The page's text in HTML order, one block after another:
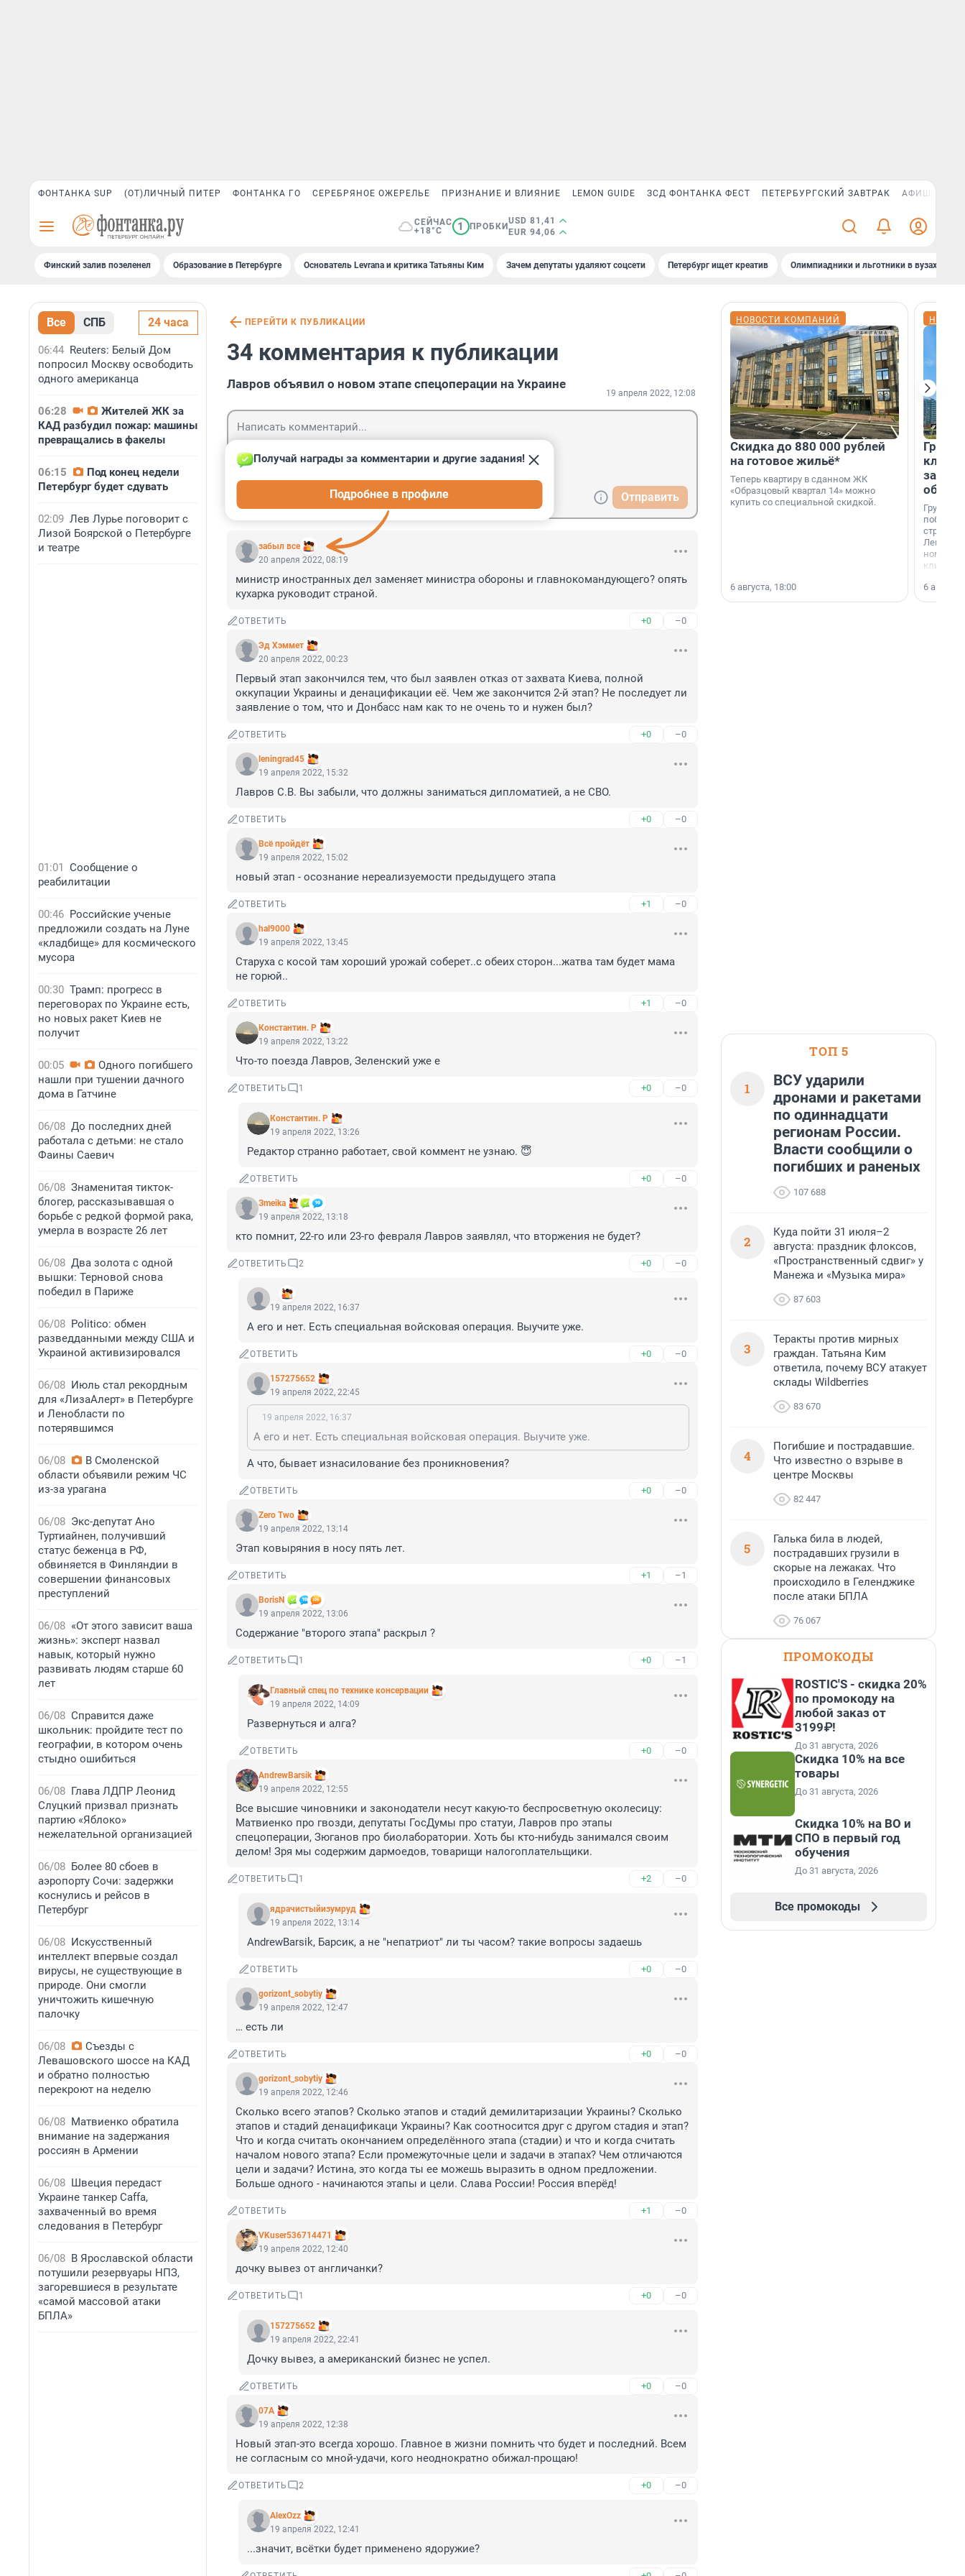
ФОНТАНКА SUP (ОТ)ЛИЧНЫЙ ПИТЕР ФОНТАНКА ГО СЕРЕБРЯНОЕ ОЖЕРЕЛЬЕ ПРИЗНАНИЕ И ВЛИЯНИЕ LEMON GUIDE ЗСД ФОНТАНКА ФЕСТ ПЕТЕРБУРГСКИЙ ЗАВТРАК АФИША PLUS
СЕЙЧАС
+18°C
1 ПРОБКИ
USD 81,41
EUR 94,06
Финский залив позеленел Образование в Петербурге Основатель Levrana и критика Татьяны Ким Зачем депутаты удаляют соцсети Петербург ищет креатив Олимпиадники и льготники в вузах СПб
Все СПБ 24 часа
06:44 Reuters: Белый Дом
попросил Москву освободить
одного американца
06:28
Жителей ЖК за
КАД разбудил пожар: машины
превращались в факелы
06:15
Под конец недели
Петербург будет сдувать
02:09 Лев Лурье поговорит с
Лизой Боярской о Петербурге
и театре
01:01 Сообщение о
реабилитации
00:46 Российские ученые
предложили создать на Луне
«кладбище» для космического
мусора
00:30 Трамп: прогресс в
переговорах по Украине есть,
но новых ракет Киев не
получит
00:05
Одного погибшего
нашли при тушении дачного
дома в Гатчине
06/08 До последних дней
работала с детьми: не стало
Фаины Саевич
06/08 Знаменитая тикток-
блогер, рассказывавшая о
борьбе с редкой формой рака,
умерла в возрасте 26 лет
06/08 Два золота с одной
вышки: Терновой снова
победил в Париже
06/08 Politico: обмен
разведданными между США и
Украиной активизировался
06/08 Июль стал рекордным
для «ЛизаАлерт» в Петербурге
и Ленобласти по
потерявшимся
06/08
В Смоленской
области объявили режим ЧС
из-за урагана
06/08 Экс-депутат Ано
Туртиайнен, получивший
статус беженца в РФ,
обвиняется в Финляндии в
совершении финансовых
преступлений
06/08 «От этого зависит ваша
жизнь»: эксперт назвал
навык, который нужно
развивать людям старше 60
лет
06/08 Справится даже
школьник: пройдите тест по
географии, в котором очень
стыдно ошибиться
06/08 Глава ЛДПР Леонид
Слуцкий призвал признать
партию «Яблоко»
нежелательной организацией
06/08 Более 80 сбоев в
аэропорту Сочи: задержки
коснулись и рейсов в
Петербург
06/08 Искусственный
интеллект впервые создал
вирусы, не существующие в
природе. Они смогли
уничтожить кишечную
палочку
06/08
Съезды с
Левашовского шоссе на КАД
и обратно полностью
перекроют на неделю
06/08 Матвиенко обратила
внимание на задержания
россиян в Армении
06/08 Швеция передаст
Украине танкер Caffa,
захваченный во время
следования в Петербург
06/08 В Ярославской области
потушили резервуары НПЗ,
загоревшиеся в результате
«самой массовой атаки
БПЛА»
ПЕРЕЙТИ К ПУБЛИКАЦИИ
34 комментария к публикации
Лавров объявил о новом этапе спецоперации на Украине
19 апреля 2022, 12:08
Отправить
забыл все
Получай награды за комментарии и другие задания!
Подробнее в профиле
20 апреля 2022, 08:19
министр иностранных дел заменяет министра обороны и главнокомандующего? опять
кухарка руководит страной.
ОТВЕТИТЬ +0 –0
Эд Хэммет
20 апреля 2022, 00:23
Первый этап закончился тем, что был заявлен отказ от захвата Киева, полной
оккупации Украины и денацификации её. Чем же закончится 2-й этап? Не последует ли
заявление о том, что и Донбасс нам как то не очень то и нужен был?
ОТВЕТИТЬ +0 –0
leningrad45
19 апреля 2022, 15:32
Лавров С.В. Вы забыли, что должны заниматься дипломатией, а не СВО.
ОТВЕТИТЬ +0 –0
Всё пройдёт
19 апреля 2022, 15:02
новый этап - осознание нереализуемости предыдущего этапа
ОТВЕТИТЬ +1 –0
hal9000
19 апреля 2022, 13:45
Старуха с косой там хороший урожай соберет..с обеих сторон...жатва там будет мама
не горюй..
ОТВЕТИТЬ +1 –0
Константин. Р
19 апреля 2022, 13:22
Что-то поезда Лавров, Зеленский уже е
ОТВЕТИТЬ 1 +0 –0
Константин. Р
19 апреля 2022, 13:26
Редактор странно работает, свой коммент не узнаю. 😇
ОТВЕТИТЬ +0 –0
Зmeika
19 апреля 2022, 13:18
кто помнит, 22-го или 23-го февраля Лавров заявлял, что вторжения не будет?
ОТВЕТИТЬ 2 +0 –0
19 апреля 2022, 16:37
А его и нет. Есть специальная войсковая операция. Выучите уже.
ОТВЕТИТЬ +0 –0
157275652
19 апреля 2022, 22:45
19 апреля 2022, 16:37
А его и нет. Есть специальная войсковая операция. Выучите уже.
А что, бывает изнасилование без проникновения?
ОТВЕТИТЬ +0 –0
Zero Two
19 апреля 2022, 13:14
Этап ковыряния в носу пять лет.
ОТВЕТИТЬ +1 –1
BorisN
19 апреля 2022, 13:06
Содержание "второго этапа" раскрыл ?
ОТВЕТИТЬ 1 +0 –1
Главный спец по технике консервации
19 апреля 2022, 14:09
Развернуться и алга?
ОТВЕТИТЬ +0 –0
AndrewBarsik
19 апреля 2022, 12:55
Все высшие чиновники и законодатели несут какую-то беспросветную околесицу:
Матвиенко про гвозди, депутаты ГосДумы про статуи, Лавров про этапы
спецоперации, Зюганов про биолаборатории. Хоть бы кто-нибудь занимался своим
делом! Зря мы содержим дармоедов, товарищи налогоплательщики.
ОТВЕТИТЬ 1 +2 –0
ядрачистыйизумруд
19 апреля 2022, 13:14
AndrewBarsik, Барсик, а не "непатриот" ли ты часом? такие вопросы задаешь
ОТВЕТИТЬ +0 –0
gorizont_sobytiy
19 апреля 2022, 12:47
… есть ли
ОТВЕТИТЬ +0 –0
gorizont_sobytiy
19 апреля 2022, 12:46
Сколько всего этапов? Сколько этапов и стадий демилитаризации Украины? Сколько
этапов и стадий денацификаци Украины? Как соотносится друг с другом стадия и этап?
Что и когда считать окончанием определённого этапа (стадии) и что и когда считать
началом нового этапа? Если промежуточные цели и задачи в этапах? Чем отличаются
цели и задачи? Истина, это когда ты ее можешь выразить в одном предложении.
Больше одного - начинаются этапы и цели. Слава России! Россия вперёд!
ОТВЕТИТЬ +1 –0
VKuser536714471
19 апреля 2022, 12:40
дочку вывез от англичанки?
ОТВЕТИТЬ 1 +0 –0
157275652
19 апреля 2022, 22:41
Дочку вывез, а американский бизнес не успел.
ОТВЕТИТЬ +0 –0
07A
19 апреля 2022, 12:38
Новый этап-это всегда хорошо. Главное в жизни помнить что будет и последний. Всем
не согласным со мной-удачи, кого неоднократно обижал-прощаю!
ОТВЕТИТЬ 2 +0 –0
AlexOzz
19 апреля 2022, 12:41
...значит, всётки будет применено ядоружие?
НОВОСТИ КОМПАНИЙ
Скидка до 880 000 рублей
на готовое жильё*
Теперь квартиру в сданном ЖК
«Образцовый квартал 14» можно
купить со специальной скидкой.
6 августа, 18:00
Группа
области».
6
ТОП 5
1
ВСУ ударили
дронами и ракетами
по одиннадцати
регионам России.
Власти сообщили о
погибших и раненых
107 688
2
Куда пойти 31 июля–2
августа: праздник флоксов,
«Пространственный сдвиг» у
Манежа и «Музыка мира»
87 603
3
Теракты против мирных
граждан. Татьяна Ким
ответила, почему ВСУ атакует
склады Wildberries
83 670
4
Погибшие и пострадавшие.
Что известно о взрыве в
центре Москвы
82 447
5
Галька била в людей,
пострадавших грузили в
скорые на лежаках. Что
происходило в Геленджике
после атаки БПЛА
76 067
ПРОМОКОДЫ
ROSTIC'S - скидка 20%
по промокоду на
любой заказ от
3199₽!
До 31 августа, 2026
Скидка 10% на все
товары
До 31 августа, 2026
Скидка 10% на ВО и
СПО в первый год
обучения
До 31 августа, 2026
Все промокоды